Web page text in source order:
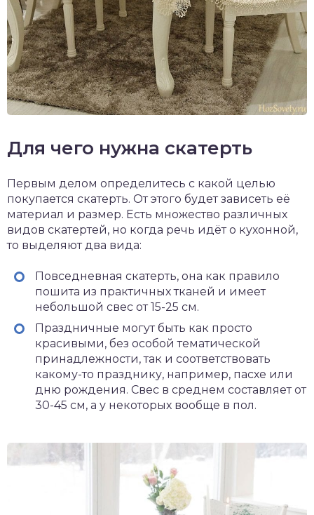
Для чего нужна скатерть
Первым делом определитесь с какой целью
покупается скатерть. От этого будет зависеть её
материал и размер. Есть множество различных
видов скатертей, но когда речь идёт о кухонной,
то выделяют два вида:
Повседневная скатерть, она как правило
пошита из практичных тканей и имеет
небольшой свес от 15-25 см.
Праздничные могут быть как просто
красивыми, без особой тематической
принадлежности, так и соответствовать
какому-то празднику, например, пасхе или
дню рождения. Свес в среднем составляет от
30-45 см, а у некоторых вообще в пол.